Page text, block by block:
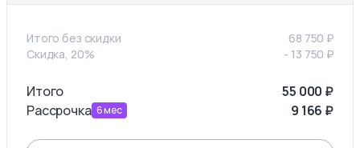
Итого без скидки 68 750 ₽
Скидка, 20%
- 13 750 ₽
Итого 55 000 ₽
Рассрочка 6мес 9 166 ₽